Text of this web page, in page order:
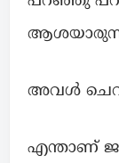
അവൾ
എന്താണ്